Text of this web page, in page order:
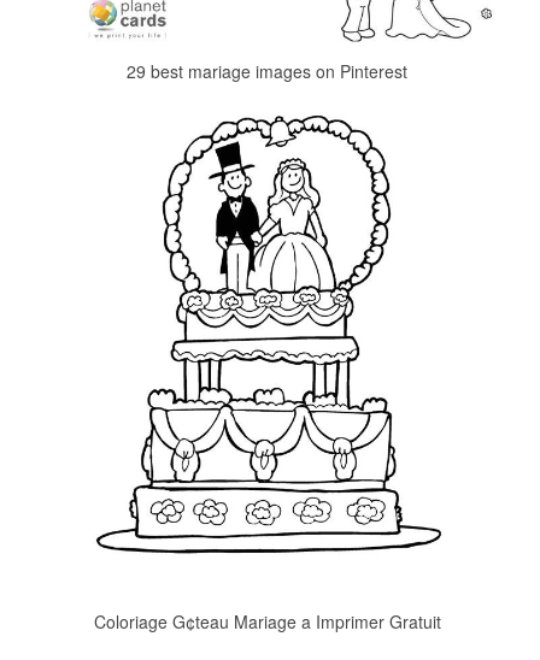
29 best mariage images on Pinterest
Coloriage G¢teau Mariage a Imprimer Gratuit